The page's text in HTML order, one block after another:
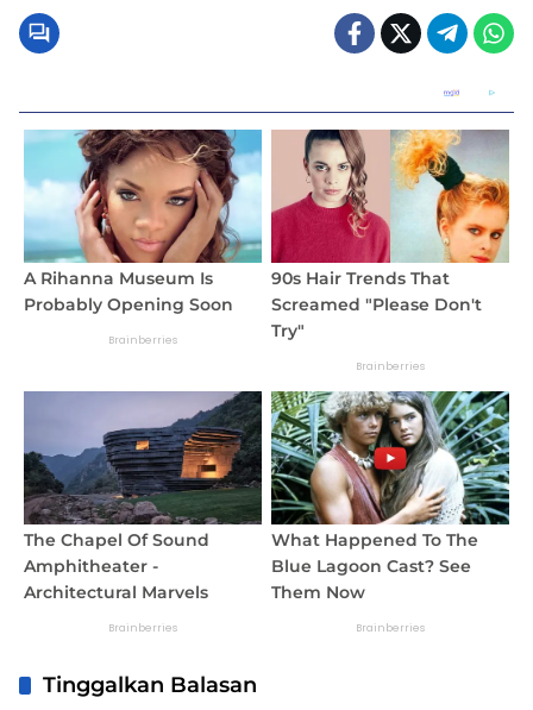
Tinggalkan Balasan